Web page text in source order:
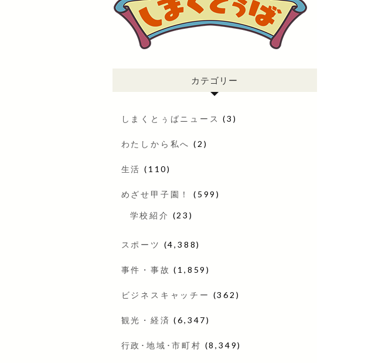
カテゴリー
しまくとぅばニュース (3)
わたしから私へ (2)
生活 (110)
めざせ甲子園！ (599)
学校紹介 (23)
スポーツ (4,388)
事件・事故 (1,859)
ビジネスキャッチー (362)
観光・経済 (6,347)
行政･地域･市町村 (8,349)